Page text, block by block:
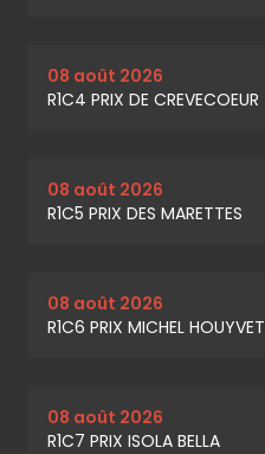
08 août 2026
R1C4 PRIX DE CREVECOEUR
08 août 2026
R1C5 PRIX DES MARETTES
08 août 2026
R1C6 PRIX MICHEL HOUYVET
08 août 2026
R1C7 PRIX ISOLA BELLA